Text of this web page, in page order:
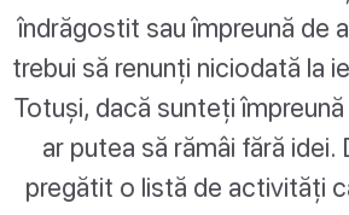
îndrăgostit sau împreună de
trebui să renunți niciodată la
Totuși, dacă sunteți
ar putea să rămâi fără idei.
pregătit o listă de activități